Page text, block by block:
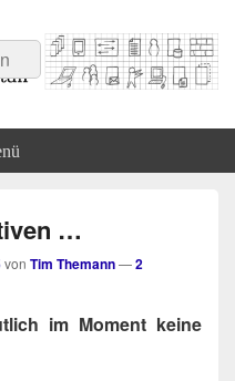
…
von Tim Themann—2
im Moment kei­ne